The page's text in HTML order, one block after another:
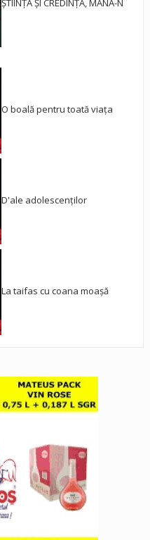
ȘTIINȚA ȘI CREDINȚA, MÂNĂ-N
O boală pentru toată viața
D'ale adolescenților
La taifas cu coana moașă